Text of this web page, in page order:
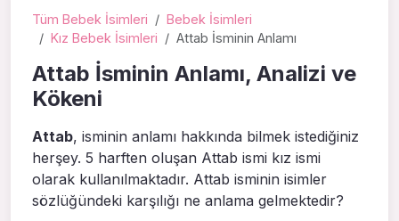
Tüm Bebek İsimleri
Bebek İsimleri
Kız Bebek İsimleri
Attab İsminin Anlamı
Attab İsminin Anlamı, Analizi ve
Kökeni
Attab, isminin anlamı hakkında bilmek istediğiniz
herşey. 5 harften oluşan Attab ismi kız ismi
olarak kullanılmaktadır. Attab isminin isimler
sözlüğündeki karşılığı ne anlama gelmektedir?